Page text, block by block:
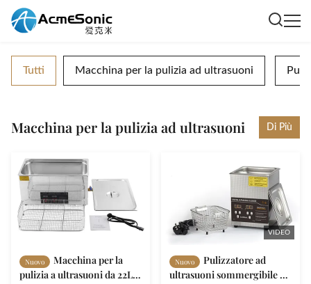
Tutti Macchina per la pulizia ad ultrasuoni
Macchina per la pulizia ad ultrasuoni Di Più
Nuovo
Macchina per la
pulizia a ultrasuoni da 22L
VIDEO
Nuovo
Pulizzatore ad
ultrasuoni sommergibile di